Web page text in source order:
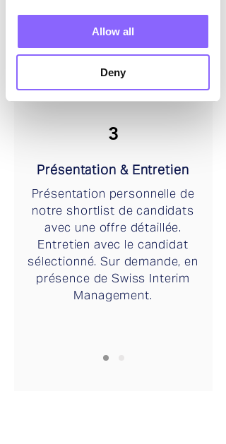
Allow all
Deny
données. Processus de
sélection en plusieurs étapes
incluant un filtrage des CV, une
vérification des références et
un entretien.
3
Présentation & Entretien
Présentation personnelle de
notre shortlist de candidats
avec une offre détaillée.
Entretien avec le candidat
sélectionné. Sur demande, en
présence de Swiss Interim
Management.